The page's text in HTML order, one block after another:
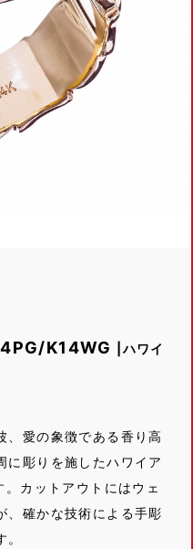
K14WG
|ハワイ
、愛の象徴である香り高
に彫りを施したハワイア
カットアウトにはウェ
、確かな技術による手彫